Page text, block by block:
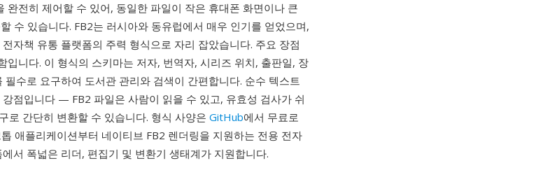
완전히 제어할 수 있어, 동일한 파일이 작은 휴대폰 화면이나 큰
수 있습니다. FB2는 러시아와 동유럽에서 매우 인기를 얻었으며,
자책 유통 플랫폼의 주력 형식으로 자리 잡았습니다. 주요 장점
입니다. 이 형식의 스키마는 저자, 번역자, 시리즈 위치, 출판일, 장
필수로 요구하여 도서관 관리와 검색이 간편합니다. 순수 텍스트
점입니다 — FB2 파일은 사람이 읽을 수 있고, 유효성 검사가 쉬
로 간단히 변환할 수 있습니다. 형식 사양은 GitHub에서 무료로
애플리케이션부터 네이티브 FB2 렌더링을 지원하는 전용 전자
서 폭넓은 리더, 편집기 및 변환기 생태계가 지원합니다.